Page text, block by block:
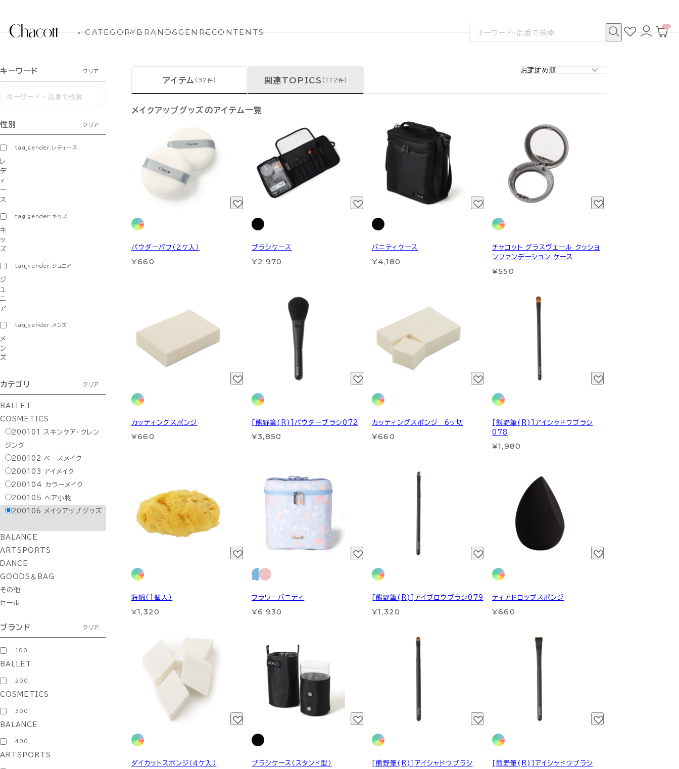
CATEGORYBRANDSGENRECONTENTS
検
お
気
ロ
グ
カ
0
キーワード クリア
性別 クリア
tag_gender:レディース
レ
デ
ィ
ー
ス
tag_gender:キッズ
キ
ッ
ズ
tag_gender:ジュニア
ジ
ュ
ニ
ア
tag_gender:メンズ
メ
ン
ズ
カテゴリ クリア
BALLET
COSMETICS
200101
スキンケア・クレン
ジング
200102 ベースメイク
200103 アイメイク
200104
カラーメイク
200105 ヘア小物
200106
メイクアップグッズ
BALANCE
ARTSPORTS
DANCE
GOODS＆BAG
その他
セール
ブランド クリア
100
BALLET
200
COSMETICS
300
BALANCE
400
ARTSPORTS
アイテム (32件) 関連TOPICS (112件)
メイクアップグッズのアイテム一覧
パウダーパフ（２ケ入）
¥660
ブラシケース
¥2,970
バニティケース
¥4,180
チャコット グラスヴェール クッショ
ンファンデーション ケース
¥550
カッティングスポンジ
¥660
[熊野筆(R)]パウダーブラシ072
¥3,850
カッティングスポンジ 6ッ切
¥660
[熊野筆(R)]アイシャドウブラシ
078
¥1,980
海綿（1個入）
¥1,320
フラワーバニティ
¥6,930
[熊野筆(R)]アイブロウブラシ079
¥1,320
ティアドロップスポンジ
¥660
ダイカットスポンジ（４ケ入） ブラシケース（スタンド型）
[熊野筆(R)]アイシャドウブラシ
[熊野筆(R)]アイシャドウブラシ